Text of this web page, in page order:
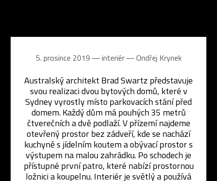
5. prosince 2019 ― interiér ―Ondřej Krynek
Australský architekt Brad Swartz představuje
svou realizaci dvou bytových domů, které v
Sydney vyrostly místo parkovacích stání před
domem. Každý dům má pouhých 35 metrů
čtverečních a dvě podlaží. V přízemí najdeme
otevřený prostor bez zádveří, kde se nachází
kuchyně s jídelním koutem a obývací prostor s
výstupem na malou zahrádku. Po schodech je
přístupné první patro, které nabízí prostornou
ložnici a koupelnu. Interiér je světlý a používá